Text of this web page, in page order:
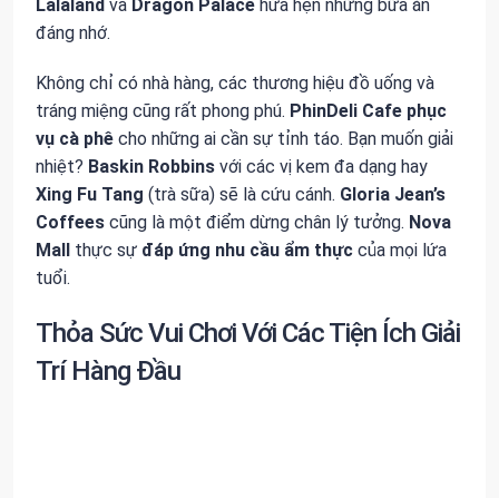
Lalaland và Dragon Palace hứa hẹn những bữa ăn
đáng nhớ.
Không chỉ có nhà hàng, các thương hiệu đồ uống và
tráng miệng cũng rất phong phú. PhinDeli Cafe phục
vụ cà phê cho những ai cần sự tỉnh táo. Bạn muốn giải
nhiệt? Baskin Robbins với các vị kem đa dạng hay
Xing Fu Tang (trà sữa) sẽ là cứu cánh. Gloria Jean’s
Coffees cũng là một điểm dừng chân lý tưởng. Nova
Mall thực sự đáp ứng nhu cầu ẩm thực của mọi lứa
tuổi.
Thỏa Sức Vui Chơi Với Các Tiện Ích Giải
Trí Hàng Đầu